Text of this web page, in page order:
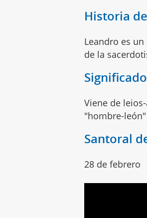
Historia
Leandro es
de la
Viene de
"hombre-león"
Santoral
28 de febrero